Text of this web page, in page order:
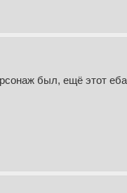
был, ещё этот